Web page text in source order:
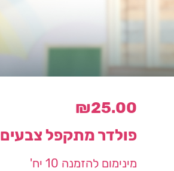
₪25.00
פולדר מתקפל צבעים
מינימום להזמנה 10 יח'